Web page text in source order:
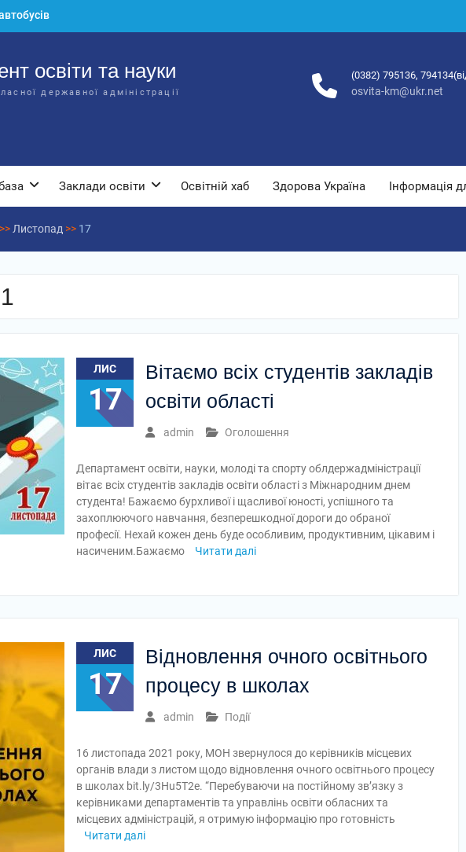
обласної
освіти та науки
державної адміністрації
(0382) 795136,
osvita-km@ukr.net
Заклади освіти Освітній хаб Здорова Україна Інформація
>> Листопад >> 17
ЛИС
17
Вітаємо всіх студентів закладів
освіти області
admin Оголошення
Департамент освіти, науки, молоді та спорту облдержадміністрації
вітає всіх студентів закладів освіти області з Міжнародним днем
студента! Бажаємо бурхливої і щасливої юності, успішного та
захоплюючого навчання, безперешкодної дороги до обраної
професії. Нехай кожен день буде особливим, продуктивним, цікавим і
насиченим.Бажаємо
Читати далі
ЛИС
17
Відновлення очного освітнього
процесу в школах
admin Події
16 листопада 2021 року, МОН звернулося до керівників місцевих
органів влади з листом щодо відновлення очного освітнього процесу
в школах bit.ly/3Hu5T2e. “Перебуваючи на постійному зв’язку з
керівниками департаментів та управлінь освіти обласних та
місцевих адміністрацій, я отримую інформацію про готовність
Читати далі